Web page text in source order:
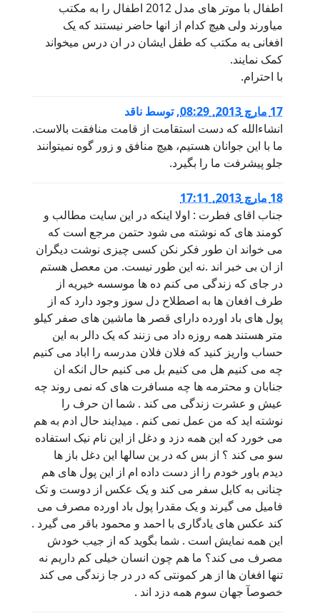
اطفال با موتر های مدل 2012 اطفال را به مکتب
میاورند ولی هیچ کدام از انها حاضر نیستند که یک
افغانی به مکتب که طفل ایشان در ان درس میخواند
کمک نمایند.
با احترام.
17 مارچ 2013, 08:29 ,توسط ناقد
انشاءالله که دست استقامت از قامت منافقت بالاست.
ما با این جوانان هستیم، هیچ منافق و زور گوه نمیتوانند
جلو پیشرفت ما را بگیرد.
18 مارچ 2013, 17:11
جناب اقای فطرت : اولا اینکه در این سایت مطالب و
کومند های که نوشته می شود حتمن مرجع است که
می خواند ان طور فکر نکن کسی چیزی نوشت دیگران
از ان بی خبر اند .نه این طور نیست. من معصل هستم
در جای که زندگی می کنم ده ها موسسه خیریه از
طرف افغان ها به اصطلاح دل سوز وجود دارد که از
پول های باد اورده دارای قصر ها ماشین های صفر کیلو
متر هستند همه روزه داد می زنند که یک دالر به این
حساب واریز کنید که فلان فلان مدرسه را اباد می کنیم
چه می کنیم هل می کنیم بل می کنیم حال انکه ان
جنابان و محترمه ها چه مسافرت های که نمی روند چه
عیش و عشرت زندگی می کند . شما ان حرف را
نوشته اید که من عمل نمی کنم . میدایند حال ادم به هم
می خورد که این همه دزد و دغل از این نام نیک استفاده
سو می کند ؟ از بس که در ین سالها این دغل باز ها
دیدم باور خودم را از دست داده ام از این پول های هم
چنانی به کابل سفر می کند و یک عکس از دوست و تک
فامیل می گیرند و یک مقدرا پول باد اورده مصرف می
کند عکس های یادگاری با احمد و محمود باقر می گیرد .
این همه نمایش است . شما بگوید که از جیب خودش
مصرف می کند؟ ما هم چون انسان خیلی کم داریم نه
تنها افغان ها از هر کمونتی که در در جا زندگی می کند
خصوصآ جهان سوم همه دزد اند .